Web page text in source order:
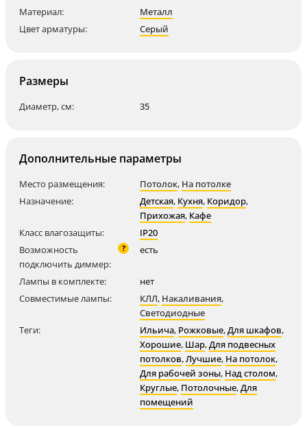
Материал:
Металл
Цвет арматуры:
Серый
Размеры
Диаметр, см: 35
Дополнительные параметры
Место размещения: Потолок, На потолке
Назначение:
Детская, Кухня, Коридор,
Прихожая, Кафе
Класс влагозащиты:
IP20
Возможность
подключить диммер:
? есть
Лампы в комплекте:
нет
Совместимые лампы:
КЛЛ, Накаливания,
Светодиодные
Теги:
Ильича, Рожковые,Для шкафов,
Хорошие, Шар,Для подвесных
потолков,Лучшие, На потолок,
Для рабочей зоны, Над столом,
Круглые, Потолочные,Для
помещений